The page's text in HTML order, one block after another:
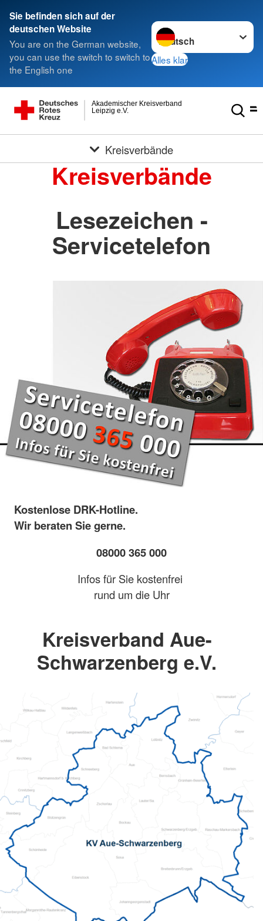
Sie befinden sich auf der
deutschen Website
You are on the German website,
you can use the switch to switch to
the English one
Sprache wechseln zu
Alles klar
Leipzig e.V.
Akademischer Kreisverband
Kreisverbände
Kreisverbände
Lesezeichen -
Servicetelefon
Kostenlose DRK-Hotline.
Wir beraten Sie gerne.
08000 365 000
Infos für Sie kostenfrei
rund um die Uhr
Kreisverband Aue-
Schwarzenberg e.V.